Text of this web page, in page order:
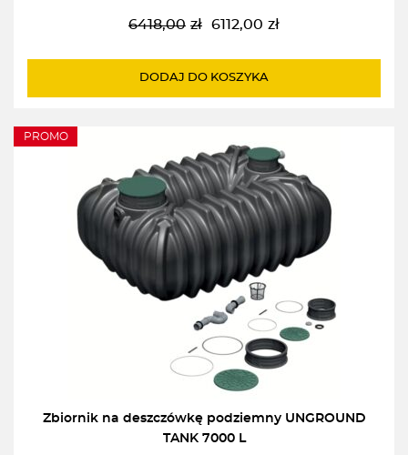
6418,00 zł
Pierwotna
wynosiła:
6112,00 zł
Aktualna
wynosi:
DODAJ DO KOSZYKA
PROMO
Zbiornik na deszczówkę podziemny UNGROUND
TANK 7000 L